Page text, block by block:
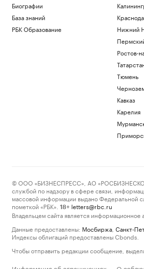
Биографии
База знаний
РБК Образование
Нижний
Ростов-
Тюмень
Кавказ
Карелия
© ООО «БИЗНЕСПРЕСС», АО
службой по надзору в сфере связи,
массовой информации выдано Федеральной
пометкой «РБК».
18+ letters@rbc.ru
Владельцем сайта является информационное
Данные предоставлены: Мосбиржа Санкт-
Индексы облигаций предоставлены Cbonds.
Чтобы отправить редакции сообщение,